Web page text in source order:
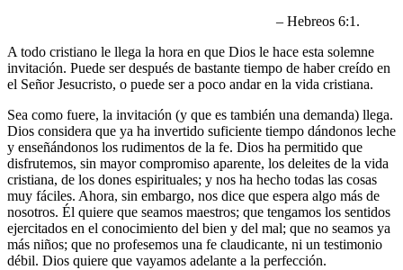
– Hebreos 6:1.
A todo cristiano le llega la hora en que Dios le hace esta solemne
invitación. Puede ser después de bastante tiempo de haber creído en
el Señor Jesucristo, o puede ser a poco andar en la vida cristiana.
Sea como fuere, la invitación (y que es también una demanda) llega.
Dios considera que ya ha invertido suficiente tiempo dándonos leche
y enseñándonos los rudimentos de la fe. Dios ha permitido que
disfrutemos, sin mayor compromiso aparente, los deleites de la vida
cristiana, de los dones espirituales; y nos ha hecho todas las cosas
muy fáciles. Ahora, sin embargo, nos dice que espera algo más de
nosotros. Él quiere que seamos maestros; que tengamos los sentidos
ejercitados en el conocimiento del bien y del mal; que no seamos ya
más niños; que no profesemos una fe claudicante, ni un testimonio
débil. Dios quiere que vayamos adelante a la perfección.